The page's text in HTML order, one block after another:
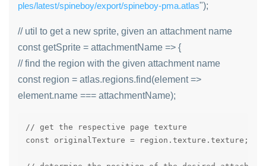
ples/latest/spineboy/export/spineboy-pma.atlas");
// util to get a new sprite, given an attachment name
const getSprite = attachmentName => {
// find the region with the given attachment name
const region = atlas.regions.find(element =>
element.name === attachmentName);
// get the respective page texture
const originalTexture = region.texture.texture;